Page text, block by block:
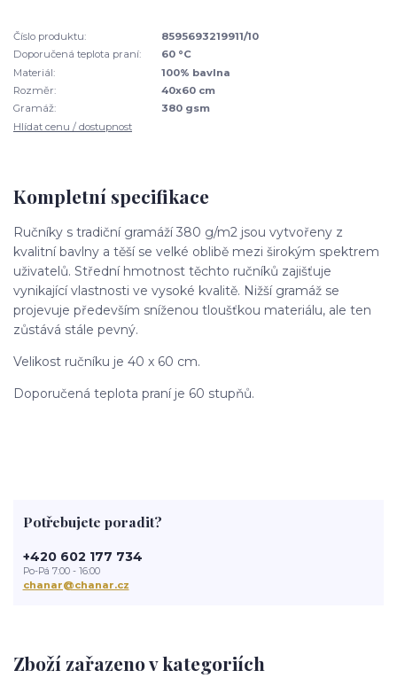
Číslo produktu:
8595693219911/10
Doporučená teplota praní:
60 °C
Materiál:
100% bavlna
Rozměr:
40x60 cm
Gramáž:
380 gsm
Hlídat cenu / dostupnost
Kompletní specifikace
Ručníky s tradiční gramáží 380 g/m2 jsou vytvořeny z
kvalitní bavlny a těší se velké oblibě mezi širokým spektrem
uživatelů. Střední hmotnost těchto ručníků zajišťuje
vynikající vlastnosti ve vysoké kvalitě. Nižší gramáž se
projevuje především sníženou tloušťkou materiálu, ale ten
zůstává stále pevný.
Velikost ručníku je 40 x 60 cm.
Doporučená teplota praní je 60 stupňů.
Zboží zařazeno v kategoriích
Potřebujete poradit?
+420 602 177 734
Po-Pá 7:00 - 16:00
chanar@chanar.cz